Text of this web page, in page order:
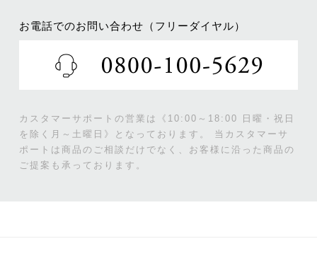
お電話でのお問い合わせ（フリーダイヤル）
カスタマーサポートの営業は《10:00～18:00 日曜・祝日
を除く月～土曜日》となっております。
当カスタマーサ
ポートは商品のご相談だけでなく、お客様に沿った商品の
ご提案も承っております。